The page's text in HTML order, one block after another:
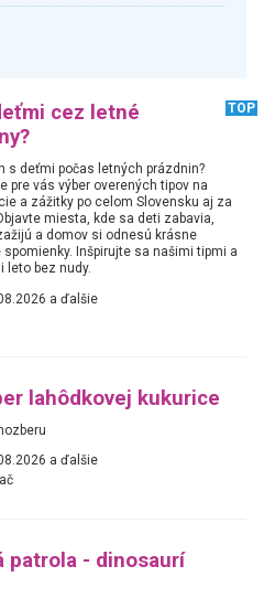
cez letné
TOP
s deťmi počas letných prázdnin?
pre vás výber overených tipov na
a zážitky po celom Slovensku aj za
miesta, kde sa deti zabavia,
a domov si odnesú krásne
spomienky. Inšpirujte sa našimi tipmi a
leto bez nudy.
a ďalšie
lahôdkovej kukurice
a ďalšie
patrola - dinosaurí